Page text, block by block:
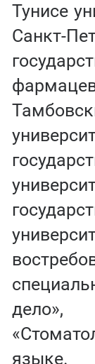
Тунисе
Санкт-
языке.